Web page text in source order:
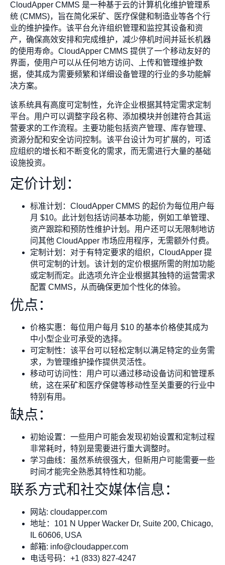
CloudApper CMMS 是一种基于云的计算机化维护管理系
统 (CMMS)，旨在简化采矿、医疗保健和制造业等各个行
业的维护操作。该平台允许组织管理和监控其设备和资
产，确保高效安排和完成维护，减少停机时间并延长机器
的使用寿命。CloudApper CMMS 提供了一个移动友好的
界面，使用户可以从任何地方访问、上传和管理维护数
据，使其成为需要频繁和详细设备管理的行业的多功能解
决方案。
该系统具有高度可定制性，允许企业根据其特定需求定制
平台。用户可以调整字段名称、添加模块并创建符合其运
营要求的工作流程。主要功能包括资产管理、库存管理、
资源分配和安全访问控制。该平台设计为可扩展的，可适
应组织的增长和不断变化的需求，而无需进行大量的基础
设施投资。
定价计划：
标准计划：CloudApper CMMS 的起价为每位用户每
月 $10。此计划包括访问基本功能，例如工单管理、
资产跟踪和预防性维护计划。用户还可以无限制地访
问其他 CloudApper 市场应用程序，无需额外付费。
定制计划：对于有特定要求的组织，CloudApper 提
供可定制的计划。该计划的定价根据所需的附加功能
或定制而定。此选项允许企业根据其独特的运营需求
配置 CMMS，从而确保更加个性化的体验。
优点：
价格实惠：每位用户每月 $10 的基本价格使其成为
中小型企业可承受的选择。
可定制性：该平台可以轻松定制以满足特定的业务需
求，为管理维护操作提供灵活性。
移动可访问性：用户可以通过移动设备访问和管理系
统，这在采矿和医疗保健等移动性至关重要的行业中
特别有用。
缺点：
初始设置：一些用户可能会发现初始设置和定制过程
非常耗时，特别是需要进行重大调整时。
学习曲线：虽然系统很强大，但新用户可能需要一些
时间才能完全熟悉其特性和功能。
联系方式和社交媒体信息：
网站: cloudapper.com
地址：101 N Upper Wacker Dr, Suite 200, Chicago,
IL 60606, USA
邮箱: info@cloudapper.com
电话号码：+1 (833) 827-4247